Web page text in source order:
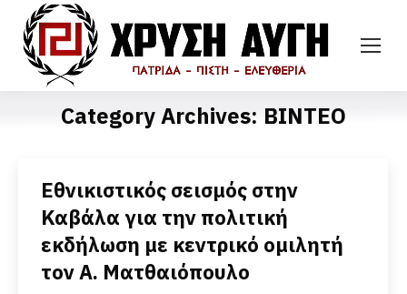
Category Archives: ΒΙΝΤΕΟ
Εθνικιστικός σεισμός στην
Καβάλα για την πολιτική
εκδήλωση με κεντρικό ομιλητή
τον Α. Ματθαιόπουλο